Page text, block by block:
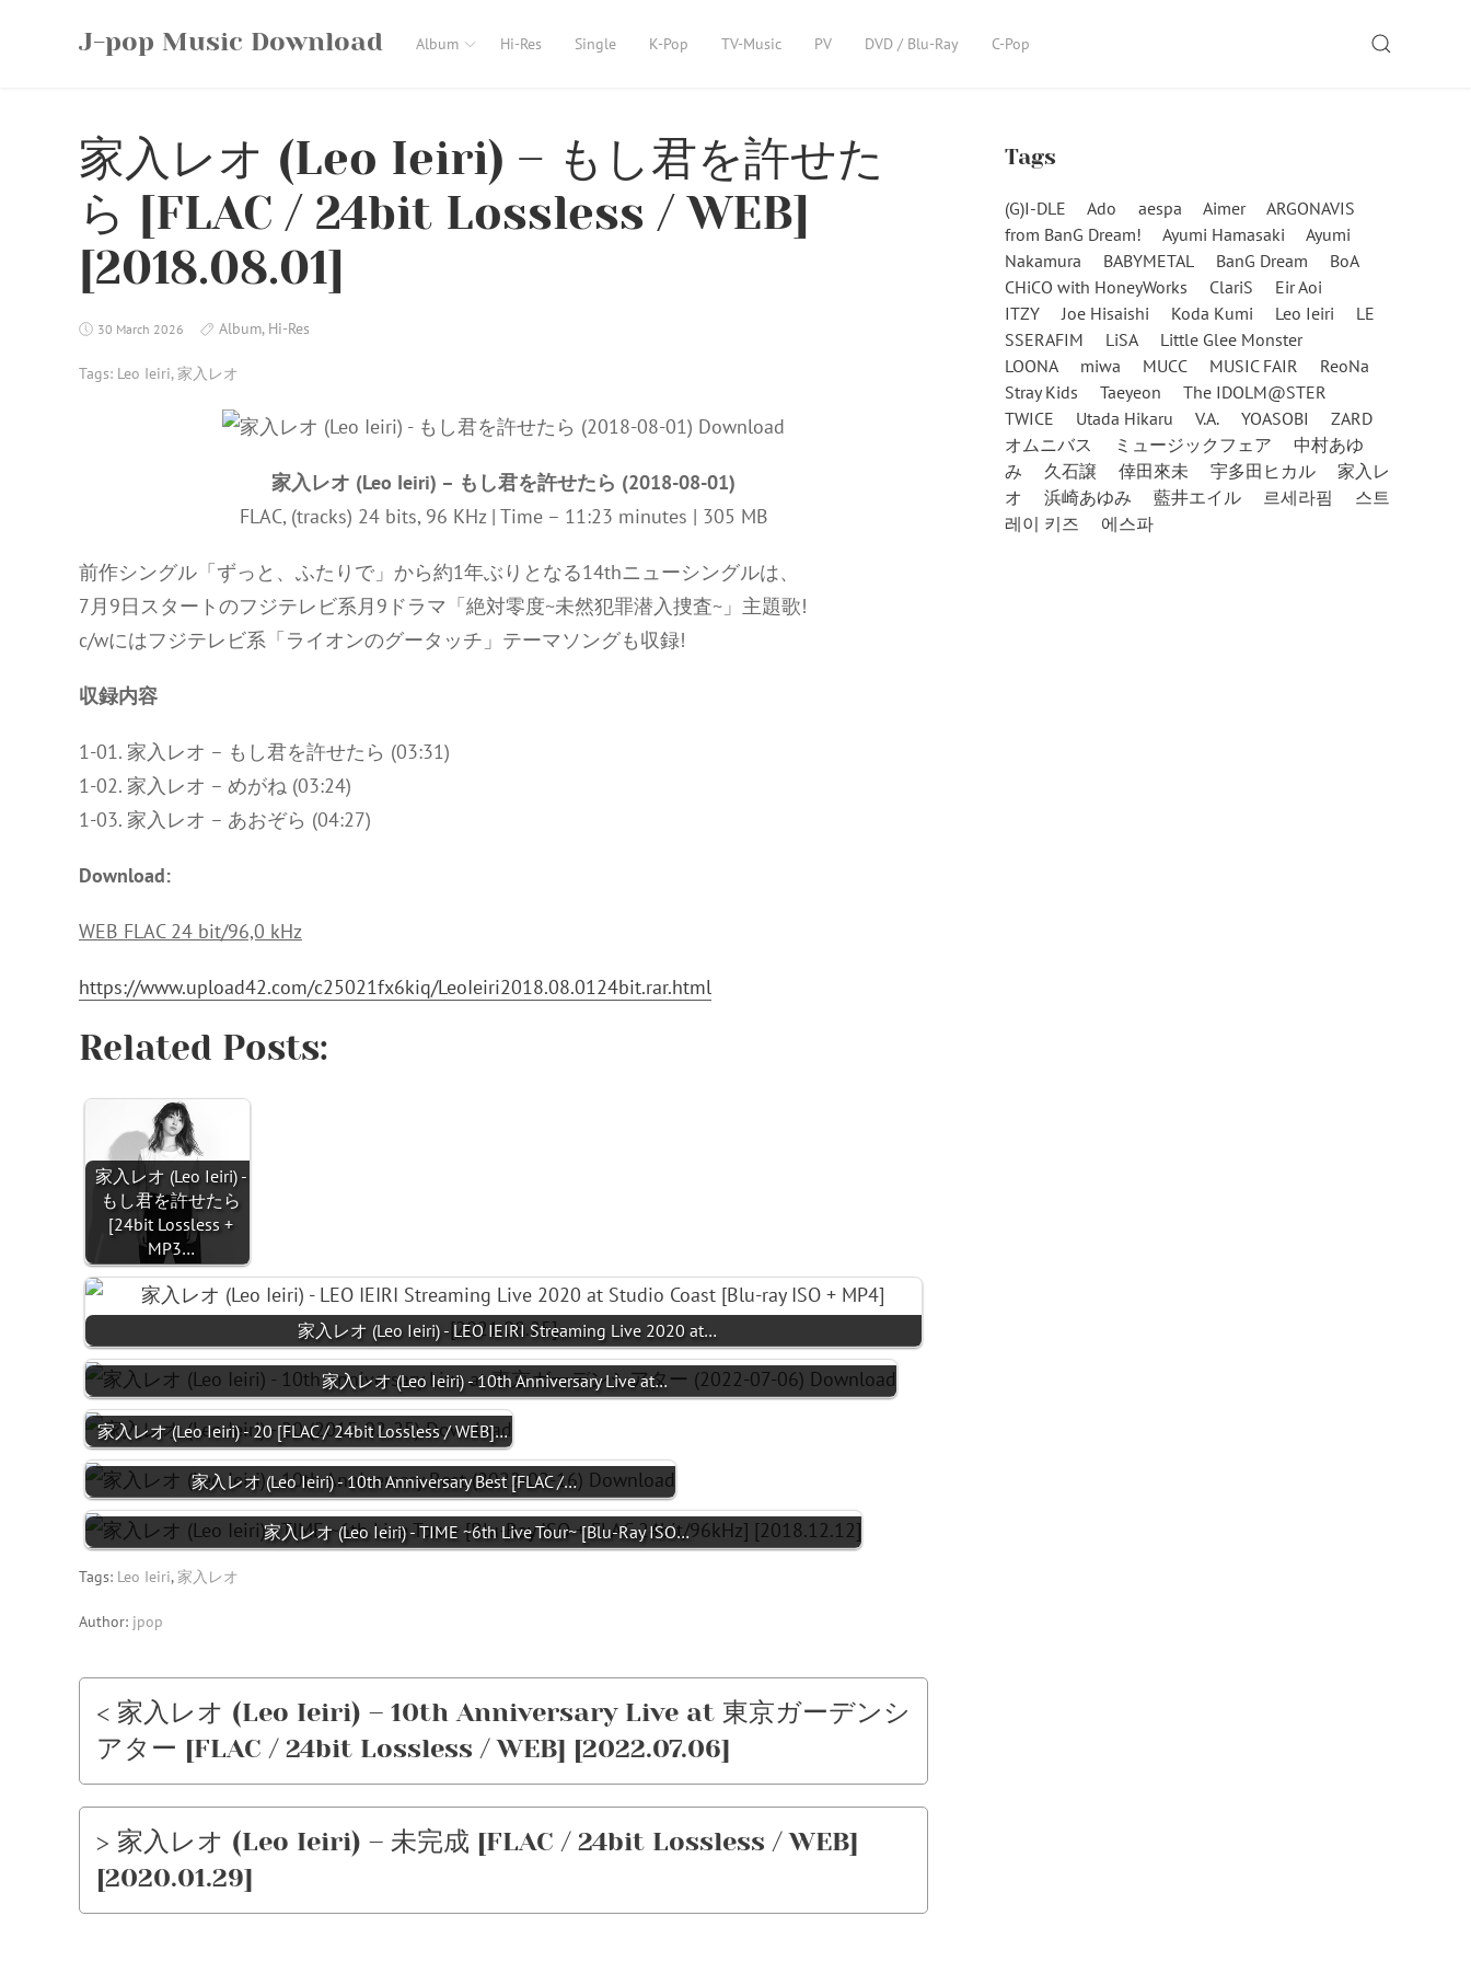
J-pop Music Download Album Hi-Res Single K-Pop TV-Music PV DVD / Blu-Ray C-Pop SEARCH
家入レオ (Leo Ieiri) – もし君を許せた
ら [FLAC / 24bit Lossless / WEB]
[2018.08.01]
30 March 2026 Album, Hi-Res
Tags: Leo Ieiri,家入レオ
家入レオ (Leo Ieiri) – もし君を許せたら (2018-08-01)
FLAC, (tracks) 24 bits, 96 KHz | Time – 11:23 minutes | 305 MB
前作シングル「ずっと、ふたりで」から約1年ぶりとなる14thニューシングルは、
7月9日スタートのフジテレビ系月9ドラマ「絶対零度~未然犯罪潜入捜査~」主題歌!
c/wにはフジテレビ系「ライオンのグータッチ」テーマソングも収録!
収録内容
1-01. 家入レオ – もし君を許せたら (03:31)
1-02. 家入レオ – めがね (03:24)
1-03. 家入レオ – あおぞら (04:27)
Download:
WEB FLAC 24 bit/96,0 kHz
https://www.upload42.com/c25021fx6kiq/LeoIeiri2018.08.0124bit.rar.html
Related Posts:
家入レオ (Leo Ieiri) -
もし君を許せたら
[24bit Lossless +
MP3…
家入レオ (Leo Ieiri) - LEO IEIRI Streaming Live 2020 at…
家入レオ (Leo Ieiri) - 10th Anniversary Live at…
家入レオ (Leo Ieiri) - 20 [FLAC / 24bit Lossless / WEB]…
家入レオ (Leo Ieiri) - 10th Anniversary Best [FLAC /…
家入レオ (Leo Ieiri) - TIME ~6th Live Tour~ [Blu-Ray ISO…
Tags: Leo Ieiri,家入レオ
Author: jpop
< 家入レオ (Leo Ieiri) – 10th Anniversary Live at 東京ガーデンシ
アター [FLAC / 24bit Lossless / WEB] [2022.07.06]
> 家入レオ (Leo Ieiri) – 未完成 [FLAC / 24bit Lossless / WEB]
[2020.01.29]
Tags
(G)I-DLE Ado aespa Aimer
ARGONAVIS
from BanG Dream!
Ayumi Hamasaki
Ayumi
Nakamura
BABYMETAL BanG Dream
BoA
CHiCO with HoneyWorks
ClariS
Eir Aoi
ITZY
Joe Hisaishi Koda Kumi Leo Ieiri
LE
SSERAFIM
LiSA
Little Glee Monster
LOONA
miwa MUCC MUSIC FAIR
ReoNa
Stray Kids
Taeyeon
The IDOLM@STER
TWICE
Utada Hikaru V.A. YOASOBI
ZARD
オムニバス
ミュージックフェア
中村あゆ
み
久石譲 倖田來未 宇多田ヒカル
家入レ
オ
浜崎あゆみ 藍井エイル 르세라핌
스트
레이 키즈
에스파